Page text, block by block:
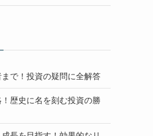
で！投資の疑問に全解答
歴史に名を刻む投資の勝